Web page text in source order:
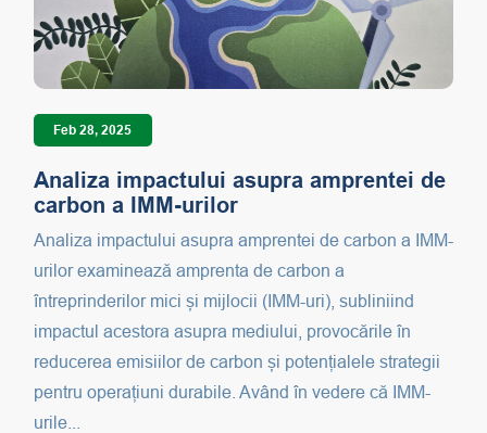
Feb 28, 2025
Analiza impactului asupra amprentei de
carbon a IMM-urilor
Analiza impactului asupra amprentei de carbon a IMM-
urilor examinează amprenta de carbon a
întreprinderilor mici și mijlocii (IMM-uri), subliniind
impactul acestora asupra mediului, provocările în
reducerea emisiilor de carbon și potențialele strategii
pentru operațiuni durabile. Având în vedere că IMM-
urile...